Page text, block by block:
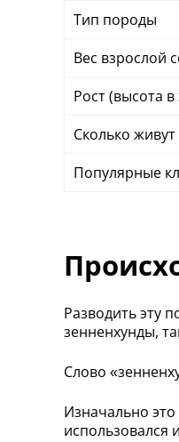
Тип породы
Вес взрослой
Рост (высота в
Сколько живут
Популярные
Разводить эту
зенненхунды,
Слово
Изначально
использовался